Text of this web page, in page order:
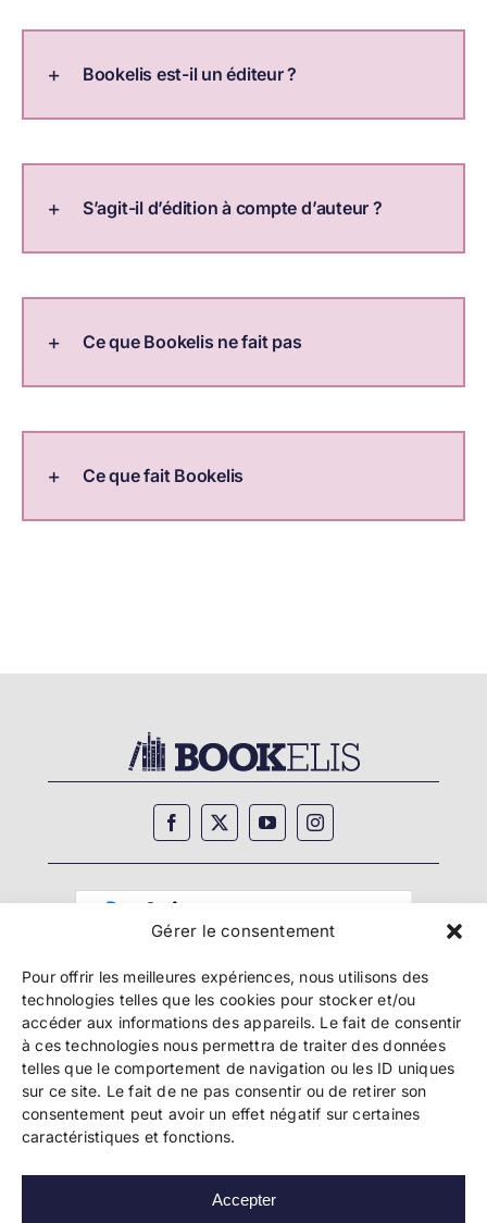
Gérer le consentement
Pour offrir les meilleures expériences, nous utilisons des
technologies telles que les cookies pour stocker et/ou
accéder aux informations des appareils. Le fait de consentir
à ces technologies nous permettra de traiter des données
telles que le comportement de navigation ou les ID uniques
sur ce site. Le fait de ne pas consentir ou de retirer son
consentement peut avoir un effet négatif sur certaines
caractéristiques et fonctions.
Accepter
Bookelis est-il un éditeur ?
S’agit-il d’édition à compte d’auteur ?
Ce que Bookelis ne fait pas
Ce que fait Bookelis
Copyright 2024 Bookelis –CGU–CGS–CGPPA–
Mentions légales–Politique de confidentialité–
Paiement et sécurité